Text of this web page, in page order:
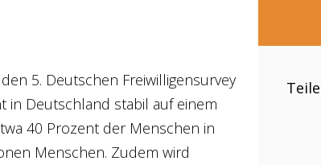
5. Deutschen Freiwilligensurvey
in Deutschland stabil auf einem
40 Prozent der Menschen in
Menschen. Zudem wird